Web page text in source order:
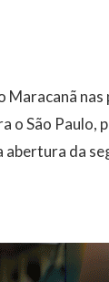
o São Paulo,
da